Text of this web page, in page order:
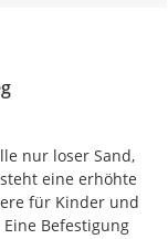
nur loser Sand,
eine erhöhte
für Kinder und
Befestigung